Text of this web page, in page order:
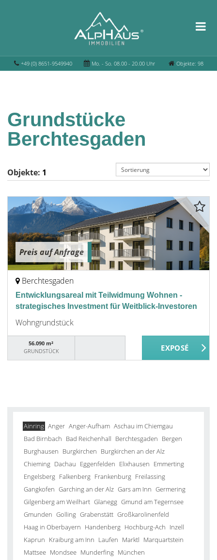
+49 (0) 8651-9549940 Mo. - So. 08.00 - 20.00 Uhr Objekte: 98
Grundstücke
Berchtesgaden
Objekte: 1
Preis auf Anfrage
Berchtesgaden
Entwicklungsareal mit Teilwidmung Wohnen -
strategisches Investment für Weitblick-Investoren
Wohngrundstück
56.090 m²
GRUNDSTÜCK
Ainring Anger Anger-Aufham Aschau im Chiemgau
Bad Birnbach Bad Reichenhall Berchtesgaden Bergen
Burghausen Burgkirchen Burgkirchen an der Alz
Chieming Dachau Eggenfelden Elixhausen Emmerting
Engelsberg Falkenberg Frankenburg Freilassing
Gangkofen Garching an der Alz Gars am Inn Germering
Gilgenberg am Weilhart Glanegg Gmund am Tegernsee
Gmunden Golling Grabenstätt Großkarolinenfeld
Haag in Oberbayern Handenberg Hochburg-Ach Inzell
Kaprun Kraiburg am Inn Laufen Marktl Marquartstein
Mattsee Mondsee Munderfing München